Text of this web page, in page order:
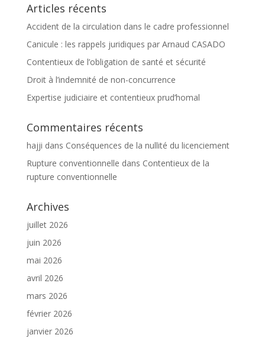
Articles récents
Accident de la circulation dans le cadre professionnel
Canicule : les rappels juridiques par Arnaud CASADO
Contentieux de l’obligation de santé et sécurité
Droit à l’indemnité de non-concurrence
Expertise judiciaire et contentieux prud’homal
Commentaires récents
hajji dans Conséquences de la nullité du licenciement
Rupture conventionnelle dans Contentieux de la
rupture conventionnelle
Archives
juillet 2026
juin 2026
mai 2026
avril 2026
mars 2026
février 2026
janvier 2026